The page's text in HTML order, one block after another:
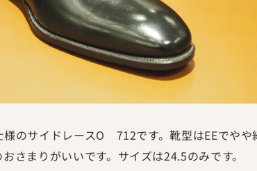
のサイドレースO 712です。靴型はEEでや
さまりがいいです。サイズは24.5のみです。